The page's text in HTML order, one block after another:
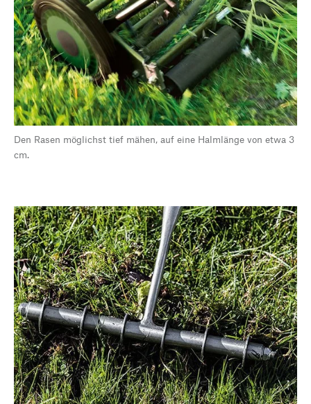
Den Rasen möglichst tief mähen, auf eine Halmlänge von etwa 3
cm.